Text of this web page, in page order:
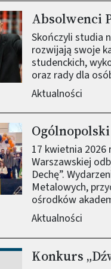
Absolwenci
Skończyli studia
rozwijają swoje
studenckich,
oraz rady dla
Aktualności
17 kwietnia 2026
Warszawskiej
Dechę”.
Metalowych,
ośrodków
Aktualności
Konkurs